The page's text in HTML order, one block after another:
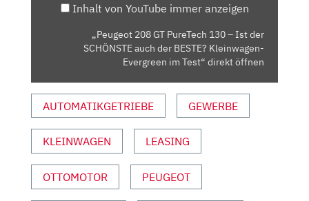
KLEINWAGEN-
EVERGREEN
IM
TEST“
YOUTUBE
ANZEIGEN
Inhalt von YouTube immer anzeigen
„Peugeot 208 GT PureTech 130 – Ist der
SCHÖNSTE auch der BESTE? Kleinwagen-
Evergreen im Test“ direkt öffnen
AUTOMATIKGETRIEBE GEWERBE
KLEINWAGEN LEASING
OTTOMOTOR PEUGEOT